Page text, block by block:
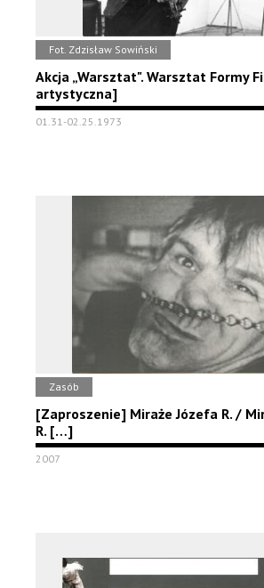
Fot. Zdzisław Sowiński
Akcja „Warsztat". Warsztat Formy
artystyczna]
01.31-02.25.1973
Zasób
[Zaproszenie] Miraże Józefa R. /
R. […]
2007